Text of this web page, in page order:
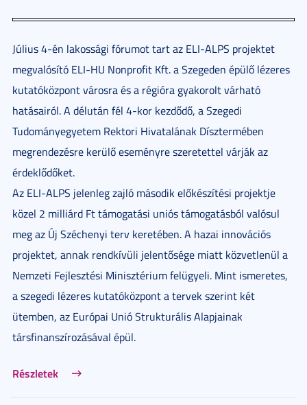
Július 4-én lakossági fórumot tart az ELI-ALPS projektet
megvalósító ELI-HU Nonprofit Kft. a Szegeden épülő lézeres
kutatóközpont városra és a régióra gyakorolt várható
hatásairól. A délután fél 4-kor kezdődő, a Szegedi
Tudományegyetem Rektori Hivatalának Dísztermében
megrendezésre kerülő eseményre szeretettel várják az
érdeklődőket.
Az ELI-ALPS jelenleg zajló második előkészítési projektje
közel 2 milliárd Ft támogatási uniós támogatásból valósul
meg az Új Széchenyi terv keretében. A hazai innovációs
projektet, annak rendkívüli jelentősége miatt közvetlenül a
Nemzeti Fejlesztési Minisztérium felügyeli. Mint ismeretes,
a szegedi lézeres kutatóközpont a tervek szerint két
ütemben, az Európai Unió Strukturális Alapjainak
társfinanszírozásával épül.
Részletek